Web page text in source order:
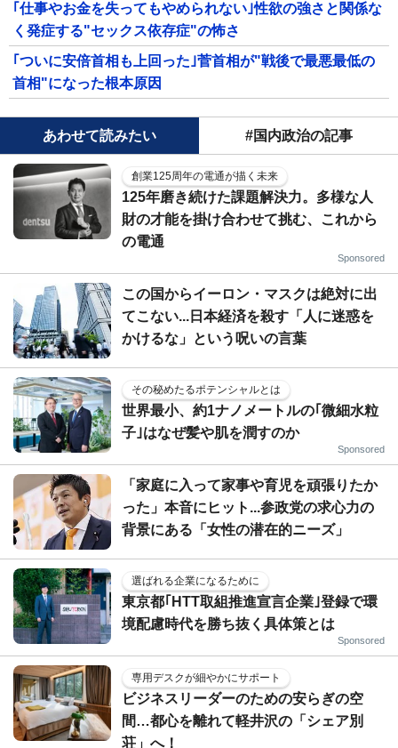
｢仕事やお金を失ってもやめられない｣性欲の強さと関係な
く発症する"セックス依存症"の怖さ
｢ついに安倍首相も上回った｣菅首相が"戦後で最悪最低の
首相"になった根本原因
あわせて読みたい #国内政治の記事
創業125周年の電通が描く未来
125年磨き続けた課題解決力。多様な人
財の才能を掛け合わせて挑む、これから
の電通
Sponsored
この国からイーロン・マスクは絶対に出
てこない...日本経済を殺す「人に迷惑を
かけるな」という呪いの言葉
その秘めたるポテンシャルとは
世界最小、約1ナノメートルの｢微細水粒
子｣はなぜ髪や肌を潤すのか
Sponsored
「家庭に入って家事や育児を頑張りたか
った」本音にヒット...参政党の求心力の
背景にある「女性の潜在的ニーズ」
選ばれる企業になるために
東京都｢HTT取組推進宣言企業｣登録で環
境配慮時代を勝ち抜く具体策とは
Sponsored
専用デスクが細やかにサポート
ビジネスリーダーのための安らぎの空
間…都心を離れて軽井沢の「シェア別
荘」へ！